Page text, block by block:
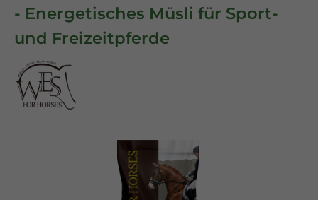
- Energetisches Müsli für Sport-
und Freizeitpferde